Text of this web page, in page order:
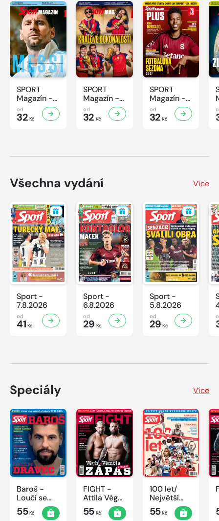
SPORT
Magazín -
32/2026
od
32 Kč
SPORT
Magazín -
31/2026
od
32 Kč
SPORT
Magazín -
30/2026
od
32 Kč
Všechna vydání Více
Sport -
7.8.2026
od
41 Kč
Sport -
6.8.2026
od
29 Kč
Sport -
5.8.2026
od
29 Kč
Speciály Více
Baroš -
Loučí se
dravec
55Kč
FIGHT -
Attila Végh
vs. Karlos
Vémola
55Kč
100 let/
Největší
okamžiky
českého
55Kč